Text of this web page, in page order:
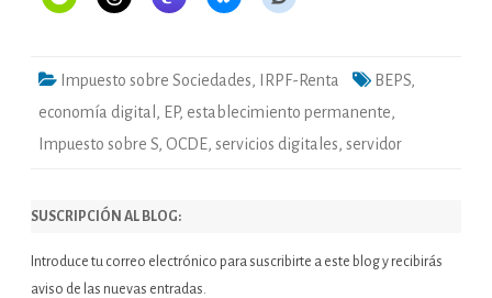
Impuesto sobre Sociedades, IRPF-Renta BEPS,
economía digital , EP, establecimiento permanente,
Impuesto sobre S, OCDE, servicios digitales, servidor
SUSCRIPCIÓN AL BLOG:
Introduce tu correo electrónico para suscribirte a este blog y recibirás
aviso de las nuevas entradas.